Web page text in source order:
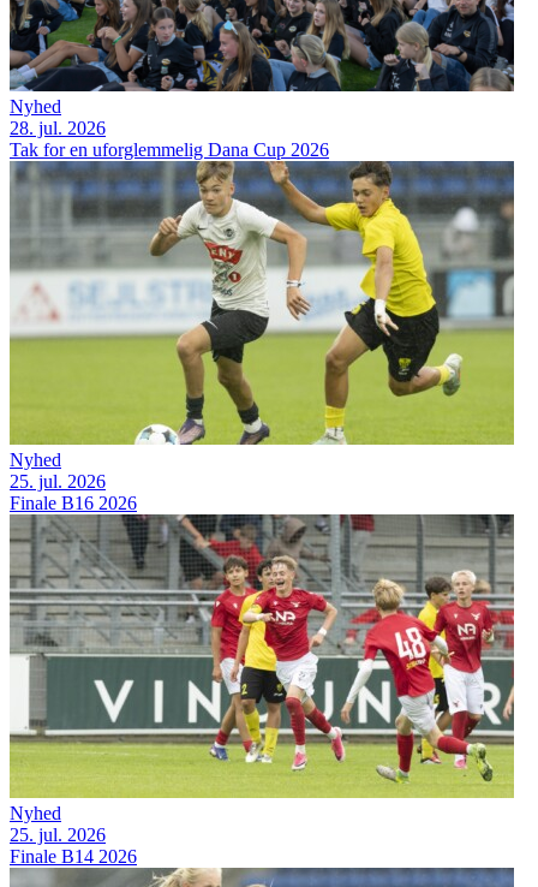
Nyhed
28. jul. 2026
Tak for en uforglemmelig Dana Cup 2026
Nyhed
25. jul. 2026
Finale B16 2026
Nyhed
25. jul. 2026
Finale B14 2026